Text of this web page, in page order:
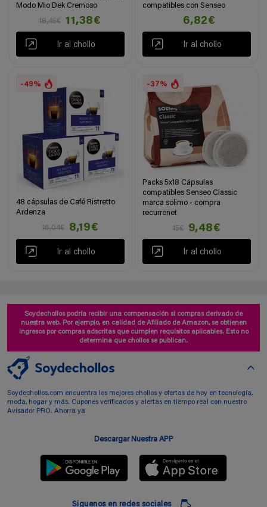
Modo Mio Dek Cremoso
18,45€
11,38€
Ir al chollo
compatibles con Senseo
6,82€
Ir al chollo
-49%
48 cápsulas de Café Ristretto
Ardenza
16,04€
8,19€
Ir al chollo
-37%
Packs 5x18 Cápsulas
compatibles Senseo Classic
marca solimo - compra
recurrenet
15€
9,48€
Ir al chollo
Soydechollos podría recibir una compensación si compras derivado de
nuestra web. Por ejemplo, en calidad de Afiliado de Amazon, se obtienen
ingresos por compras adscritas que cumplen requisitos aplicables. Esto no
determina que chollos se publican.
Soydechollos.com encuentra los mejores chollos y ofertas de hoy en tecnología,
moda, hogar y más. Cupones verificados y alertas en tiempo real con nuestro
Avisador PRO. Ahorra ya
Descargar Nuestra APP
Siguenos en redes sociales